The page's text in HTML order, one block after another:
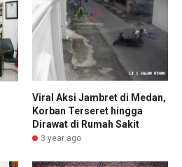
Viral Aksi Jambret di Medan,
Korban Terseret hingga
Dirawat di Rumah Sakit
3 year ago